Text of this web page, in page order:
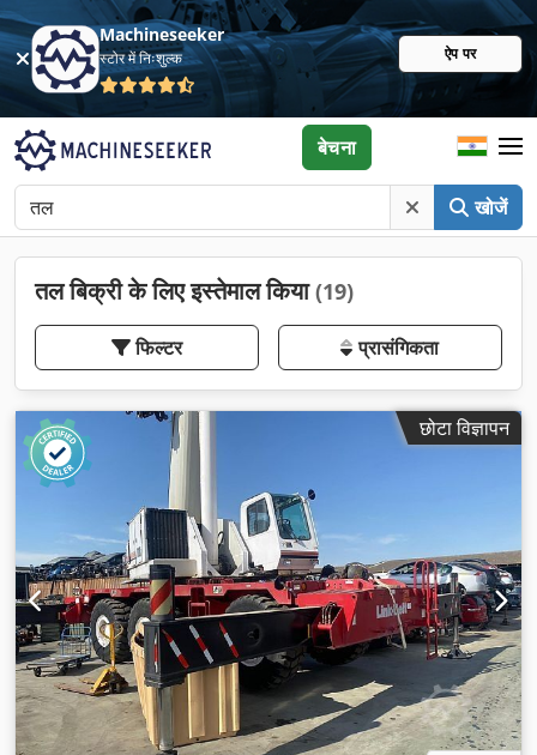
Machineseeker
स्टोर में निःशुल्क ऐप पर
खोजें
बेचना
तल बिक्री के लिए इस्तेमाल किया(19)
फिल्टर प्रासंगिकता
छोटा विज्ञापन